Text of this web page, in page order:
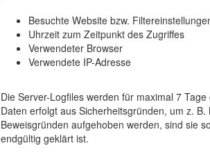
Besuchte Website bzw.
Uhrzeit zum Zeitpunkt des Zugriffes
Verwendeter Browser
Verwendete IP-Adresse
Die Server-Logfiles werden für maximal 7
Daten erfolgt aus Sicherheitsgründen, um z.
Beweisgründen aufgehoben werden, sind sie
endgültig geklärt ist.